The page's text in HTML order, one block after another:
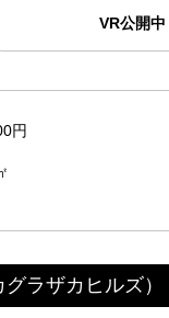
VR公開中
円
グラザカヒルズ）